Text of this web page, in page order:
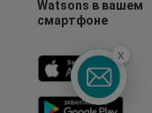
Watsons в вашем
смартфоне
x